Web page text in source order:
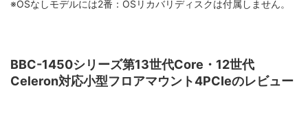
※OSなしモデルには2番：OSリカバリディスクは付属しません。
BBC-1450シリーズ第13世代Core・12世代
Celeron対応小型フロアマウント4PCIeのレビュー